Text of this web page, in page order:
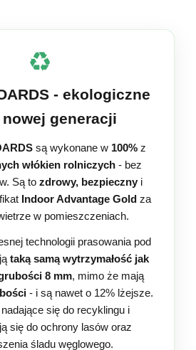
♻️
- ekologiczne
nowej generacji
są wykonane w 100% z
włókien rolniczych - bez
Są to zdrowy, bezpiecznyi
Indoor Advantage Gold za
w pomieszczeniach.
technologii prasowania pod
taką samą wytrzymałość jak
8 mm, mimo że mają
- i są nawet o 12% lżejsze.
nadające się do recyklingu i
się do ochrony lasów oraz
śladu węglowego.